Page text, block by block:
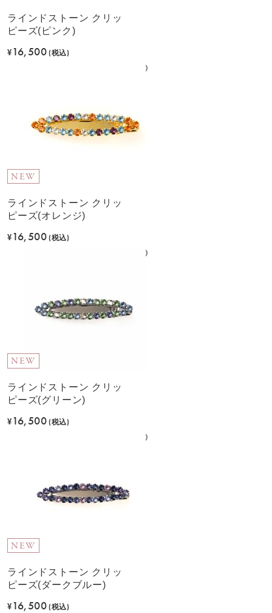
ラインドストーン クリッ
ピーズ(ピンク)
¥ 16,500(税込)
NEW
ラインドストーン クリッ
ピーズ(オレンジ)
¥ 16,500(税込)
NEW
ラインドストーン クリッ
ピーズ(グリーン)
¥ 16,500(税込)
NEW
ラインドストーン クリッ
ピーズ(ダークブルー)
¥ 16,500(税込)